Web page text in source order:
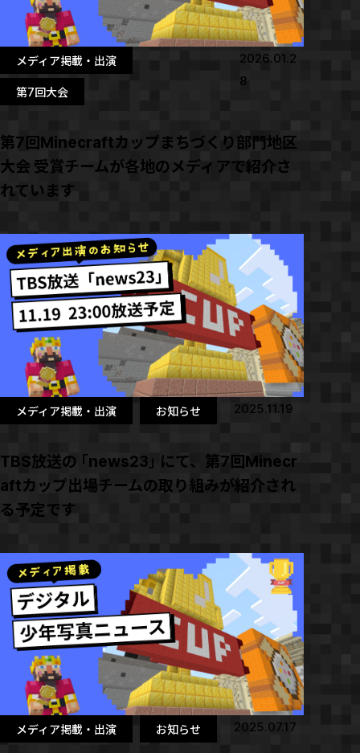
メディア掲載・出演
第7回大会
2026.01.2
8
第7回Minecraftカップまちづくり部門地区
大会 受賞チームが各地のメディアで紹介さ
れています
メディア掲載・出演 お知らせ 2025.11.19
TBS放送の「news23」にて、第7回Minecr
aftカップ出場チームの取り組みが紹介され
る予定です
メディア掲載・出演 お知らせ 2025.07.17